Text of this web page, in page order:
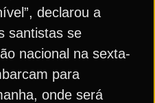
declarou a
santistas se
nacional na sexta-
para
onde será